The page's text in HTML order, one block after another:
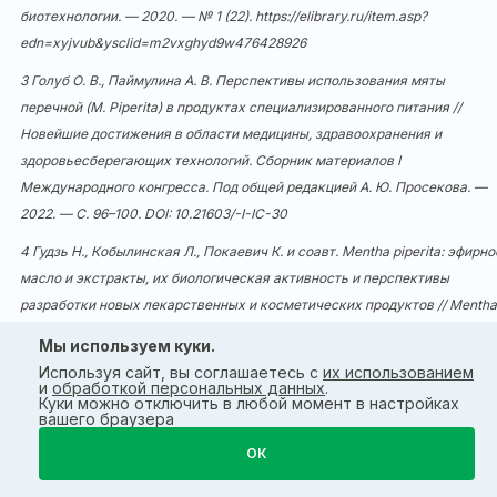
биотехнологии. — 2020. — № 1 (22). https://elibrary.ru/item.asp?
edn=xyjvub&ysclid=m2vxghyd9w476428926
3 Голуб О. В., Паймулина А. В. Перспективы использования мяты
перечной (M. Piperita) в продуктах специализированного питания //
Новейшие достижения в области медицины, здравоохранения и
здоровьесберегающих технологий. Сборник материалов I
Международного конгресса. Под общей редакцией А. Ю. Просекова. —
2022. — С. 96–100. DOI: 10.21603/-I-IC-30
4 Гудзь Н., Кобылинская Л., Покаевич К. и соавт. Mentha piperita:
масло и экстракты, их биологическая активность и перспективы
разработки новых лекарственных и косметических продуктов // Mentha
Perspectives on the Development of New Medicinal and Cosmetic Products.
Molecules. 2023 Nov 6;28(21):7444. doi:10.3390/molecules28217444.
37959863; PMCID: PMC10649426.
5 Аль-Тавара Н. М., Аль-Дмур Р. Х., Абу Хаджлех М. Н. и соавт. Добавка
масел Rosmarinus officinalis и Mentha piperita улучшает память у крыс с
Мы используем куки.
Используя сайт, вы соглашаетесь с их использованием
и обработкой персональных данных.
Куки можно отключить в любой момент в настройках
вашего браузера
ОК